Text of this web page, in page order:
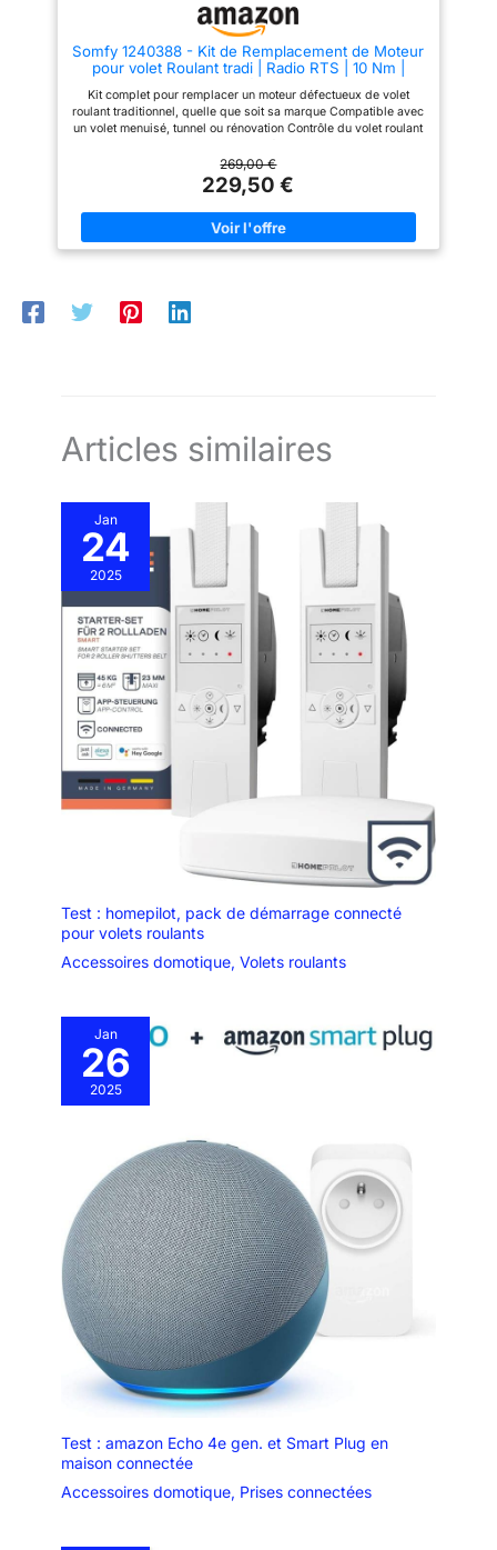
Somfy 1240388 - Kit de Remplacement de Moteur
pour volet Roulant tradi | Radio RTS | 10 Nm |
Kit complet pour remplacer un moteur défectueux de volet
roulant traditionnel, quelle que soit sa marque Compatible avec
un volet menuisé, tunnel ou rénovation Contrôle du volet roulant
actuelle (nouvelle programmation à effectuer) Grâce à la
technologie radio RTS, le volet motorisé est compatible avec
n'importe quelle télécommande RTS Somfy pour une gestion
individuelle ou centralisée incluant plusieurs volets roulants
Moteur compatible avec la commande intelligente TaHoma
(switch) et le Kit de connectivité pour un contrôle de votre
support moteur universel et 3 jeux de roue et couronne
269,00 €
229,50 €
Articles similaires
Jan
24
2025
Test : homepilot, pack de démarrage connecté
pour volets roulants
Accessoires domotique, Volets roulants
Jan
26
2025
Test : amazon Echo 4e gen. et Smart Plug en
maison connectée
Accessoires domotique, Prises connectées